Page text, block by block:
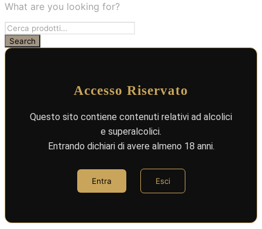
What are you looking for?
Accesso Riservato
Questo sito contiene contenuti relativi ad alcolici
e superalcolici.
Entrando dichiari di avere almeno 18 anni.
Entra Esci